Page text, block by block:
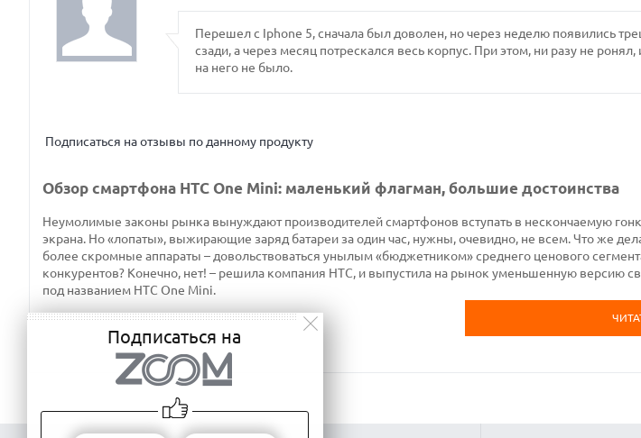
Перешел с Iphone 5, сначала был доволен, но через неделю появились
сзади, а через месяц потрескался весь корпус. При этом, ни разу не
на него не было.
Подписаться на отзывы по данному продукту
Обзор смартфона HTC One Mini: маленький флагман, большие достоинства
Неумолимые законы рынка вынуждают производителей смартфонов вступать в нескончаемую
экрана. Но «лопаты», выжирающие заряд батареи за один час, нужны, очевидно, не всем. Что же
более скромные аппараты – довольствоваться унылым «бюджетником» среднего ценового
конкурентов? Конечно, нет! – решила компания HTC, и выпустила на рынок уменьшенную версию
под названием HTC One Mini.
Подписаться на